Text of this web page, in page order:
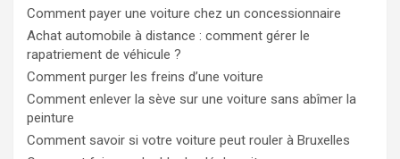
Comment payer une voiture chez un concessionnaire
Achat automobile à distance : comment gérer le
rapatriement de véhicule ?
Comment purger les freins d’une voiture
Comment enlever la sève sur une voiture sans abîmer la
peinture
Comment savoir si votre voiture peut rouler à Bruxelles